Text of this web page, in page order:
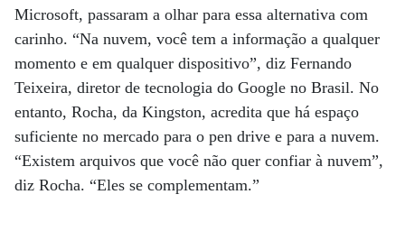
Microsoft, passaram a olhar para essa alternativa com
carinho. “Na nuvem, você tem a informação a qualquer
momento e em qualquer dispositivo”, diz Fernando
Teixeira, diretor de tecnologia do Google no Brasil. No
entanto, Rocha, da Kingston, acredita que há espaço
suficiente no mercado para o pen drive e para a nuvem.
“Existem arquivos que você não quer confiar à nuvem”,
diz Rocha. “Eles se complementam.”